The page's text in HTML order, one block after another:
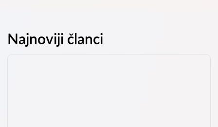
Najnoviji članci